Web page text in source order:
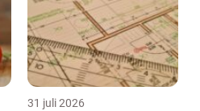
31 juli 2026